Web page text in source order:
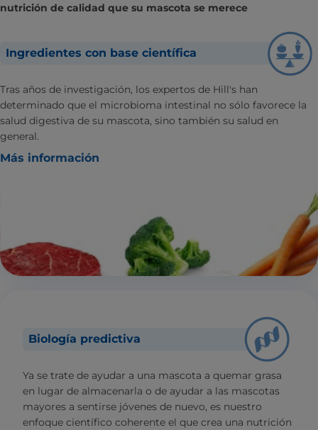
nutrición de calidad que su mascota se merece
Ingredientes con base científica
Tras años de investigación, los expertos de Hill's han
determinado que el microbioma intestinal no sólo favorece la
salud digestiva de su mascota, sino también su salud en
general.
Más información
Biología predictiva
Ya se trate de ayudar a una mascota a quemar grasa
en lugar de almacenarla o de ayudar a las mascotas
mayores a sentirse jóvenes de nuevo, es nuestro
enfoque científico coherente el que crea una nutrición